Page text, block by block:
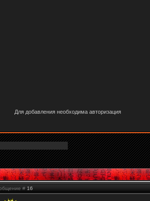
Для добавления необходима авторизация
# 16